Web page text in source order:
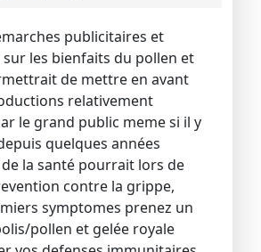
publicitaires et
les bienfaits du pollen et
de mettre en avant
relativement
le grand public meme si il y
quelques années
la santé pourrait lors de
contre la grippe,
symptomes prenez un
pollen et gelée royale